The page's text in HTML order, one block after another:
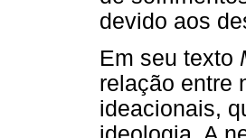
devido aos
Em seu texto
relação entre
ideacionais,